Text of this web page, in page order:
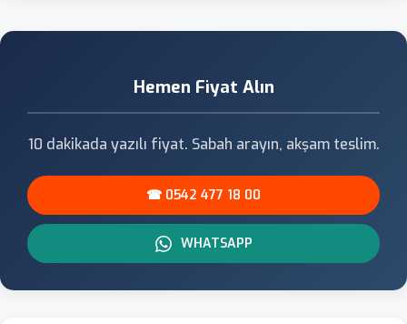
Hemen Fiyat Alın
10 dakikada yazılı fiyat. Sabah arayın, akşam teslim.
☎ 0542 477 18 00
WHATSAPP